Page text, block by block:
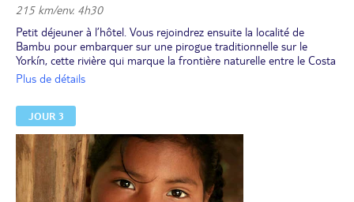
215 km/env. 4h30
Petit déjeuner à l’hôtel. Vous rejoindrez ensuite la localité de
Bambu pour embarquer sur une pirogue traditionnelle sur le
Yorkín, cette rivière qui marque la frontière naturelle entre le Costa
Rica et le Panama.
Vous visiterez le village bribri et vivrez au cœur de la communauté
indienne. Vous découvrirez comment le chocolat est fabriqué à
partir du cacao, sacré pour les Bribri. Ces derniers ont d'ailleurs fait
du chocolat chaud leur boisson traditionnelle.
Dîner et soirée dédiés aux contes et légendes bribri.
Installation pour 2 nuits dans un chalet du gîte.
Plus de détails
JOUR 3